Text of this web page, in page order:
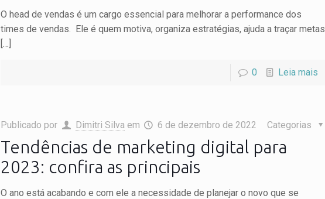
O head de vendas é um cargo essencial para melhorar a performance dos
times de vendas. Ele é quem motiva, organiza estratégias, ajuda a traçar metas
[…]
0 Leia mais
Publicado por Dimitri Silva em 6 de dezembro de 2022 Categorias
Tendências de marketing digital para
2023: confira as principais
O ano está acabando e com ele a necessidade de planejar o novo que se